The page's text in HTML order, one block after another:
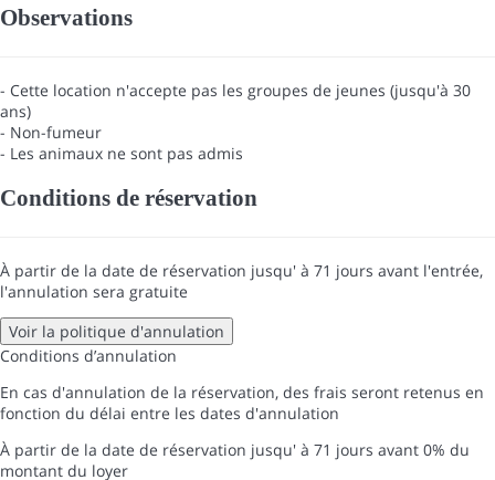
Observations
- Cette location n'accepte pas les groupes de jeunes (jusqu'à 30
ans)
- Non-fumeur
- Les animaux ne sont pas admis
Conditions de réservation
À partir de la date de réservation jusqu' à 71 jours avant l'entrée,
l'annulation sera gratuite
Voir la politique d'annulation
Conditions d’annulation
En cas d'annulation de la réservation, des frais seront retenus en
fonction du délai entre les dates d'annulation
À partir de la date de réservation jusqu' à 71 jours avant 0% du
montant du loyer